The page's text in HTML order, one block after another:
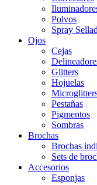
Polvos
Spray
Ojos
Cejas
Glitters
Hojuelas
Pestañas
Pigmentos
Sombras
Brochas
Brochas
Sets de
Accesorios
Esponjas